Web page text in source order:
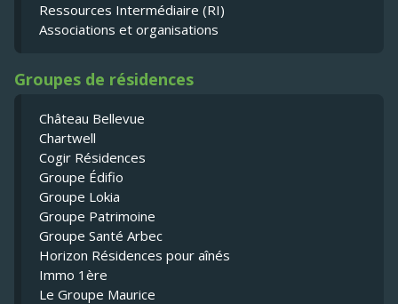
Ressources Intermédiaire (RI)
Associations et organisations
Groupes de résidences
Château Bellevue
Chartwell
Cogir Résidences
Groupe Édifio
Groupe Lokia
Groupe Patrimoine
Groupe Santé Arbec
Horizon Résidences pour aînés
Immo 1ère
Le Groupe Maurice